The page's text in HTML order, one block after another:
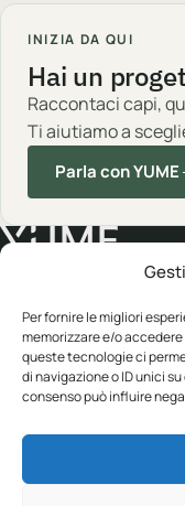
Per fornire le migliori
memorizzare e/o
queste tecnologie ci
di navigazione o ID unici
consenso può influire
INIZIA DA QUI
Hai un
Raccontaci capi,
Ti aiutiamo a
Parla con YUME
Abbigliamento
personalizzato.
CATALOGO